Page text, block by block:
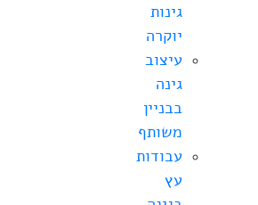
גינות
יוקרה
עיצוב
גינה
בבניין
משותף
עבודות
עץ